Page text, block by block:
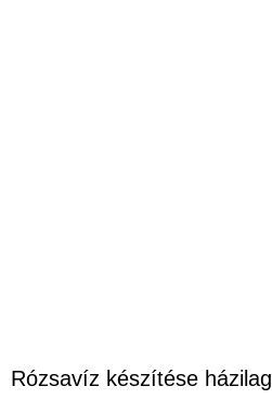
Rózsavíz készítése házilag